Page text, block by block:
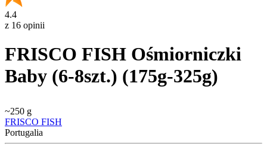
4.4
z 16 opinii
FRISCO FISH Ośmiorniczki
Baby (6-8szt.) (175g-325g)
~250 g
FRISCO FISH
Portugalia